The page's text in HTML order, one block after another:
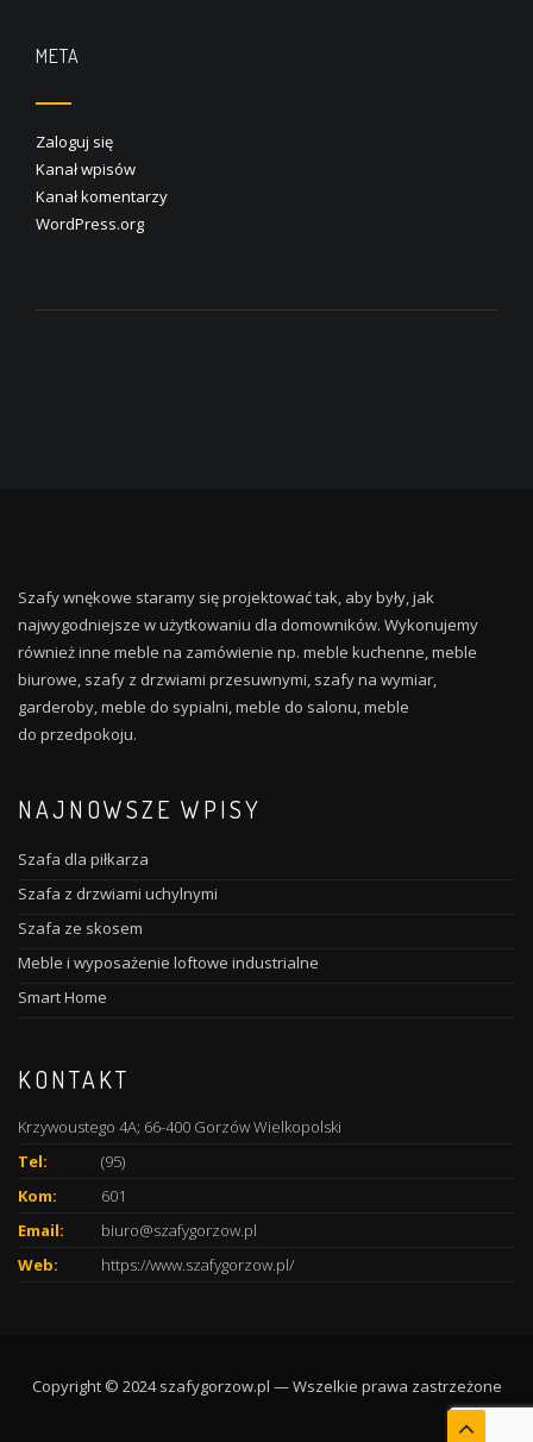
META
Zaloguj się
Kanał wpisów
Kanał komentarzy
WordPress.org
Szafy wnękowe staramy się projektować tak, aby były, jak
najwygodniejsze w użytkowaniu dla domowników. Wykonujemy
również inne meble na zamówienie np. meble kuchenne, meble
biurowe, szafy z drzwiami przesuwnymi, szafy na wymiar,
garderoby, meble do sypialni, meble do salonu, meble
do przedpokoju.
NAJNOWSZE WPISY
Szafa dla piłkarza
Szafa z drzwiami uchylnymi
Szafa ze skosem
Meble i wyposażenie loftowe industrialne
Smart Home
KONTAKT
Krzywoustego 4A; 66-400 Gorzów Wielkopolski
Tel:
(95)
Kom:
601
Email:
biuro@szafygorzow.pl
Web:
https://www.szafygorzow.pl/
Copyright © 2024 szafygorzow.pl — Wszelkie prawa zastrzeżone